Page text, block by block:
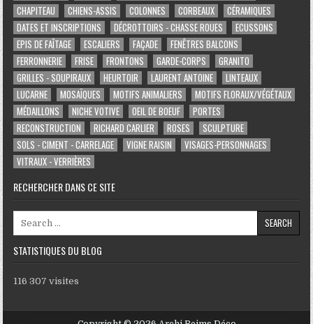
CHAPITEAU
CHIENS-ASSIS COLONNES CORBEAUX
CÉRAMIQUES
DATES ET INSCRIPTIONS
DÉCROTTOIRS - CHASSE ROUES
ECUSSONS
EPIS DE FAÎTAGE
ESCALIERS FAÇADE
FENÊTRES BALCONS
FERRONNERIE
FRISE FRONTONS GARDE-CORPS
GRANITO
GRILLES - SOUPIRAUX
HEURTOIR LAURENT ANTOINE
LINTEAUX
LUCARNE
MOSAÏQUES MOTIFS ANIMALIERS
MOTIFS FLORAUX/VÉGÉTAUX
MÉDAILLONS
NICHE VOTIVE OEIL DE BOEUF
PORTES
RECONSTRUCTION
RICHARD CARLIER ROSES
SCULPTURE
SOLS - CIMENT - CARRELAGE
VIGNE RAISIN
VISAGES-PERSONNAGES
VITRAUX - VERRIÈRES
RECHERCHER DANS CE SITE
Search for:
STATISTIQUES DU BLOG
116 307 visites